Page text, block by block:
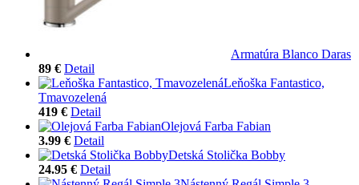
Armatúra Blanco Daras
89 € Detail
Leňoška Fantastico,
Tmavozelená
419 € Detail
Olejová Farba Fabian
3.99 € Detail
Detská Stolička Bobby
24.95 € Detail